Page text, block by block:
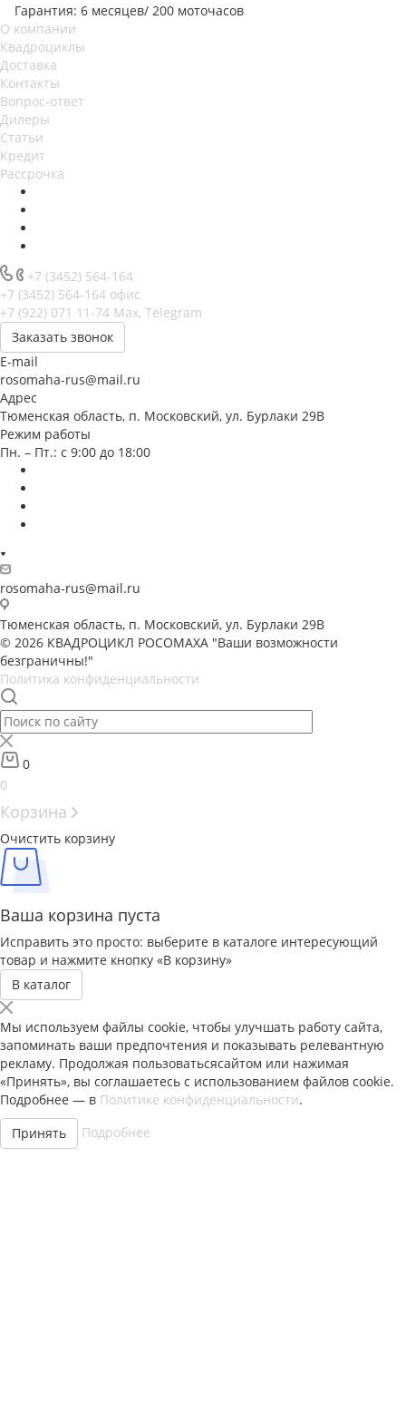
Гарантия: 6 месяцев/ 200 моточасов
О компании
Квадроциклы
Доставка
Контакты
Вопрос-ответ
Дилеры
Статьи
Кредит
Рассрочка
+7 (3452) 564-164
+7 (3452) 564-164 офис
+7 (922) 071 11-74 Max, Telegram
Заказать звонок
E-mail
rosomaha-rus@mail.ru
Адрес
Тюменская область, п. Московский, ул. Бурлаки 29В
Режим работы
Пн. – Пт.: с 9:00 до 18:00
rosomaha-rus@mail.ru
Тюменская область, п. Московский, ул. Бурлаки 29В
© 2026 КВАДРОЦИКЛ РОСОМАХА "Ваши возможности
безграничны!"
Политика конфиденциальности
0
0
Корзина
Очистить корзину
Ваша корзина пуста
Исправить это просто: выберите в каталоге интересующий
товар и нажмите кнопку «В корзину»
В каталог
Мы используем файлы cookie, чтобы улучшать работу сайта,
запоминать ваши предпочтения и показывать релевантную
рекламу. Продолжая пользоватьсясайтом или нажимая
«Принять», вы соглашаетесь с использованием файлов cookie.
Подробнее — в Политике конфиденциальности.
Принять
Подробнее